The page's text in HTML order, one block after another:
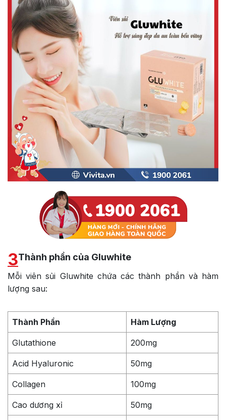
3Thành phần của Gluwhite
Mỗi viên sủi Gluwhite chứa các thành phần và hàm
lượng sau:
Thành Phần Hàm Lượng
Glutathione 200mg
Acid Hyaluronic 50mg
Collagen 100mg
Cao dương xỉ 50mg